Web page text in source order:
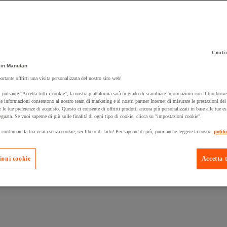
un prodotto:
Manutan Expert
Prodotti in
Manutan
offrirti una visita personalizzata del nostro sito web!
pulsante "Accetta tutti i cookie", la nostra piattaforma sarà in grado di scambiare informazioni con il tuo
informazioni consentono al nostro team di marketing e ai nostri partner Internet di misurare le prestazioni
le tue preferenze di acquisto. Questo ci consente di offrirti prodotti ancora più personalizzati in base alle tue
Se vuoi saperne di più sulle finalità di ogni tipo di cookie, clicca su "impostazioni cookie".
la tua visita senza cookie, sei libero di farlo! Per saperne di più, puoi anche leggere la nostra
Accetta
cookie